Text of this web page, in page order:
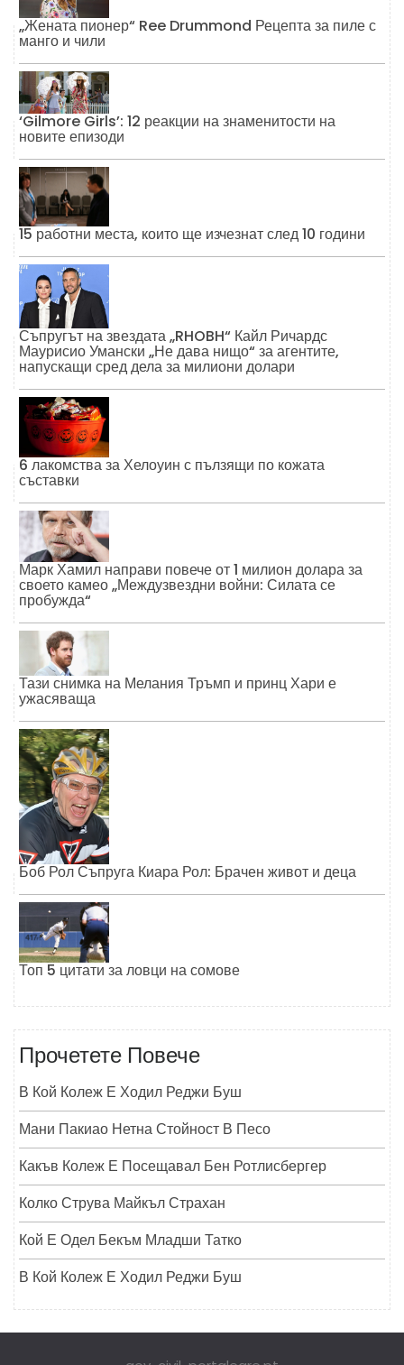
„Жената пионер“ Ree Drummond Рецепта за пиле с
манго и чили
‘Gilmore Girls’: 12 реакции на знаменитости на
новите епизоди
15 работни места, които ще изчезнат след 10 години
Съпругът на звездата „RHOBH“ Кайл Ричардс
Маурисио Умански „Не дава нищо“ за агентите,
напускащи сред дела за милиони долари
6 лакомства за Хелоуин с пълзящи по кожата
съставки
Марк Хамил направи повече от 1 милион долара за
своето камео „Междузвездни войни: Силата се
пробужда“
Тази снимка на Мелания Тръмп и принц Хари е
ужасяваща
Боб Рол Съпруга Киара Рол: Брачен живот и деца
Топ 5 цитати за ловци на сомове
Прочетете Повече
В Кой Колеж Е Ходил Реджи Буш
Мани Пакиао Нетна Стойност В Песо
Какъв Колеж Е Посещавал Бен Ротлисбергер
Колко Струва Майкъл Страхан
Кой Е Одел Бекъм Младши Татко
В Кой Колеж Е Ходил Реджи Буш